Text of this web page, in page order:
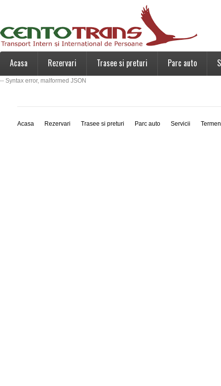
Acasa Rezervari Trasee si preturi Parc auto
-- Syntax error, malformed JSON
Acasa Rezervari Trasee si preturi Parc auto Servicii